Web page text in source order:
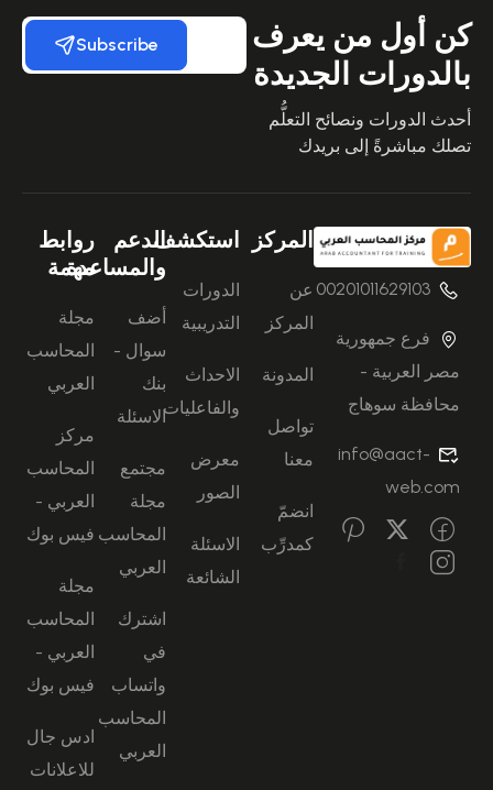
كن أول من يعرف
بالدورات الجديدة
أحدث الدورات ونصائح التعلُّم
تصلك مباشرةً إلى بريدك
Subscribe
00201011629103
فرع جمهورية
مصر العربية -
محافظة سوهاج
info@aact-
web.com
المركز
عن
المركز
المدونة
تواصل
معنا
انضمّ
كمدرِّب
استكشف
الدورات
التدريبية
الاحداث
والفاعليات
معرض
الصور
الاسئلة
الشائعة
الدعم
والمساعدة
أضف
سوال -
بنك
الاسئلة
مجتمع
مجلة
المحاسب
العربي
اشترك
في
واتساب
المحاسب
العربي
روابط
مهمة
مجلة
المحاسب
العربي
مركز
المحاسب
العربي -
فيس بوك
مجلة
المحاسب
العربي -
فيس بوك
ادس جال
للاعلانات